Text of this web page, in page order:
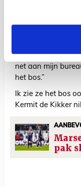
zijn club. Hoe
op de persoon
net aan mijn
het bos.”
Ik zie ze het bos
Kermit de Kikker
pak